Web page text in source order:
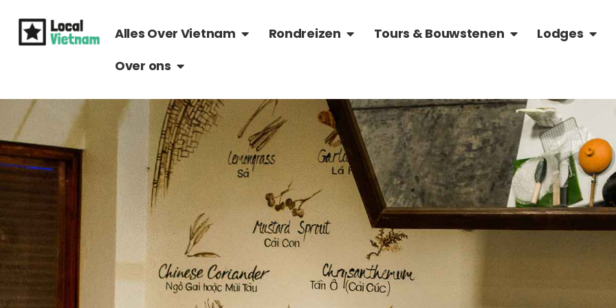
naar
Alles Over Vietnam OPEN ALLES OVER VIETNAM
Rondreizen OPEN RONDREIZEN
Tours & Bouwstenen OPEN TOURS &
Lodges
Over ons